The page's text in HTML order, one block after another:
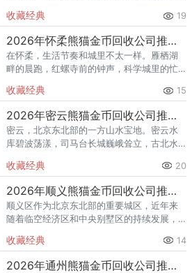
红螺寺的香火绵延不绝——怀柔的藏家群体
也在悄然壮大。熊猫金币，作为
收藏经典 19
2026年怀柔熊猫金币回收公司推荐 怀柔哪里回收熊猫金币
在怀柔，生活节奏和城里不太一样。雁栖湖
畔的晨跑，红螺寺前的钟声，科学城里的忙
值。熊猫金币作为兼具投资与收藏属性的热
门品种，在怀柔的藏家圈子里一
收藏经典 15
2026年密云熊猫金币回收公司推荐 密云回收熊猫金币正规渠道
密云，北京东北部的一方山水宝地。密云水
库碧波荡漾，司马台长城巍峨耸立，古北水
的土地上，越来越多的人开始关注钱币收
藏，熊猫金币凭借其国家法定货币
收藏经典 20
2026年顺义熊猫金币回收公司推荐 顺义回收熊猫金币渠道
顺义区作为北京东北部的重要城区，近年来
随着临空经济区和中央别墅区的持续发展，
量也在稳步增长。然而，不少顺义藏家在考
虑出手熊猫金币时，总会遇到一
收藏经典 14
2026年通州熊猫金币回收公司推荐 通州出手熊猫金币藏家该选哪家？